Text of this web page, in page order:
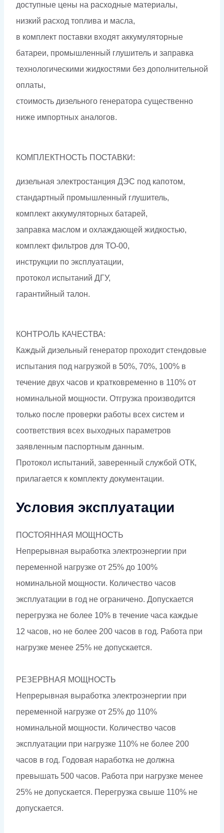
доступные цены на расходные материалы,
низкий расход топлива и масла,
в комплект поставки входят аккумуляторные
батареи, промышленный глушитель и заправка
технологическими жидкостями без дополнительной
оплаты,
стоимость дизельного генератора существенно
ниже импортных аналогов.
КОМПЛЕКТНОСТЬ ПОСТАВКИ:
дизельная электростанция ДЭС под капотом,
стандартный промышленный глушитель,
комплект аккумуляторных батарей,
заправка маслом и охлаждающей жидкостью,
комплект фильтров для ТО-00,
инструкции по эксплуатации,
протокол испытаний ДГУ,
гарантийный талон.
КОНТРОЛЬ КАЧЕСТВА:
Каждый дизельный генератор проходит стендовые
испытания под нагрузкой в 50%, 70%, 100% в
течение двух часов и кратковременно в 110% от
номинальной мощности. Отгрузка производится
только после проверки работы всех систем и
соответствия всех выходных параметров
заявленным паспортным данным.
Протокол испытаний, заверенный службой ОТК,
прилагается к комплекту документации.
Условия эксплуатации
ПОСТОЯННАЯ МОЩНОСТЬ
Непрерывная выработка электроэнергии при
переменной нагрузке от 25% до 100%
номинальной мощности. Количество часов
эксплуатации в год не ограничено. Допускается
перегрузка не более 10% в течение часа каждые
12 часов, но не более 200 часов в год. Работа при
нагрузке менее 25% не допускается.
РЕЗЕРВНАЯ МОЩНОСТЬ
Непрерывная выработка электроэнергии при
переменной нагрузке от 25% до 110%
номинальной мощности. Количество часов
эксплуатации при нагрузке 110% не более 200
часов в год. Годовая наработка не должна
превышать 500 часов. Работа при нагрузке менее
25% не допускается. Перегрузка свыше 110% не
допускается.